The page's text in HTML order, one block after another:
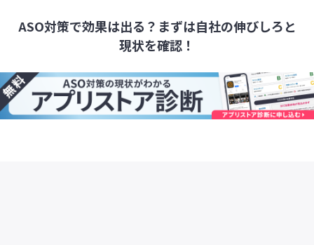
ASO対策で効果は出る？まずは自社の伸びしろと
現状を確認！